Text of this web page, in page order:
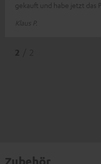
gekauft und habe jetzt das
Klaus P.
Zubehör